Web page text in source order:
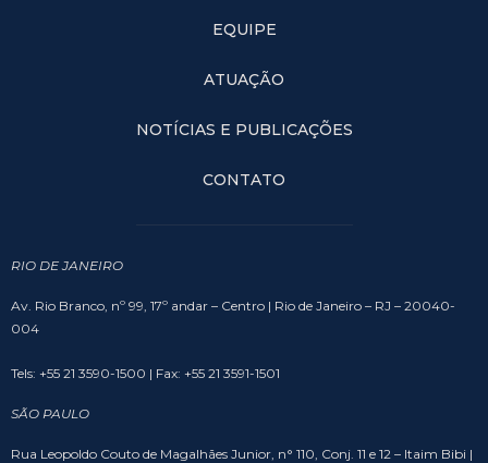
EQUIPE
ATUAÇÃO
NOTÍCIAS E PUBLICAÇÕES
CONTATO
RIO DE JANEIRO
Av. Rio Branco, nº 99, 17º andar – Centro | Rio de Janeiro – RJ – 20040-
004
Tels: +55 21 3590-1500 | Fax: +55 21 3591-1501
SÃO PAULO
Rua Leopoldo Couto de Magalhães Junior, n° 110, Conj. 11 e 12 – Itaim Bibi |